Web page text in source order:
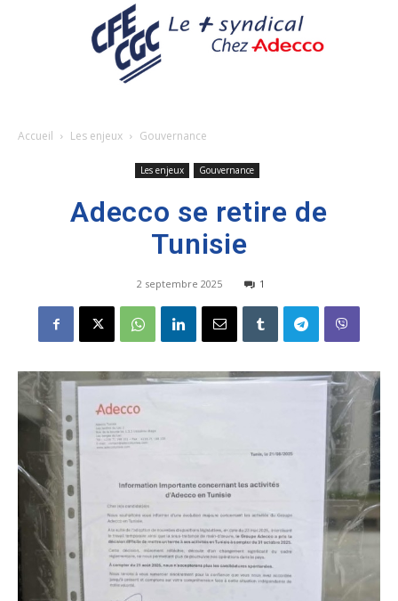
Accueil Les enjeux Gouvernance
Les enjeux Gouvernance
Adecco se retire de
Tunisie
2 septembre 2025 1